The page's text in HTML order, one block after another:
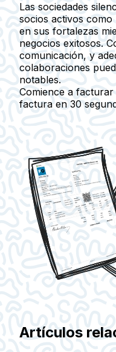
Las sociedades
socios activos
en sus fortalezas
negocios exitosos.
comunicación, y
colaboraciones
notables.
Comience a facturar
factura en 30
Artículos